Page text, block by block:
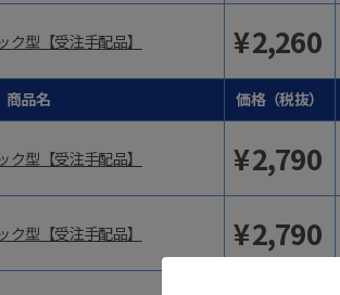
ク型【受注手配品】 ¥2,260
商品名 価格（税抜）
ク型【受注手配品】 ¥2,790
ク型【受注手配品】 ¥2,790